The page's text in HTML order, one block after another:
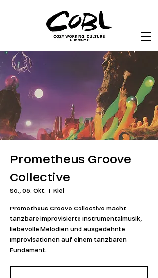
Prometheus Groove
Collective
So., 05. Okt.
  |
Kiel
Prometheus Groove Collective macht
tanzbare improvisierte Instrumentalmusik,
liebevolle Melodien und ausgedehnte
Improvisationen auf einem tanzbaren
Fundament.